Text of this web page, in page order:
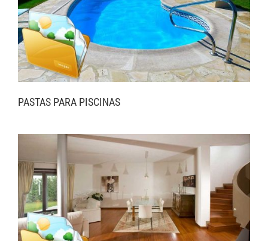
PASTAS PARA PISCINAS